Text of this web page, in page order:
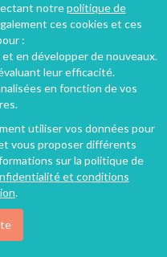
notrepolitique de
ces cookies et ces
:
en développer de nouveaux.
leur efficacité.
en fonction de vos
utiliser vos données pour
vous proposer différents
sur la politique de
et conditions
.